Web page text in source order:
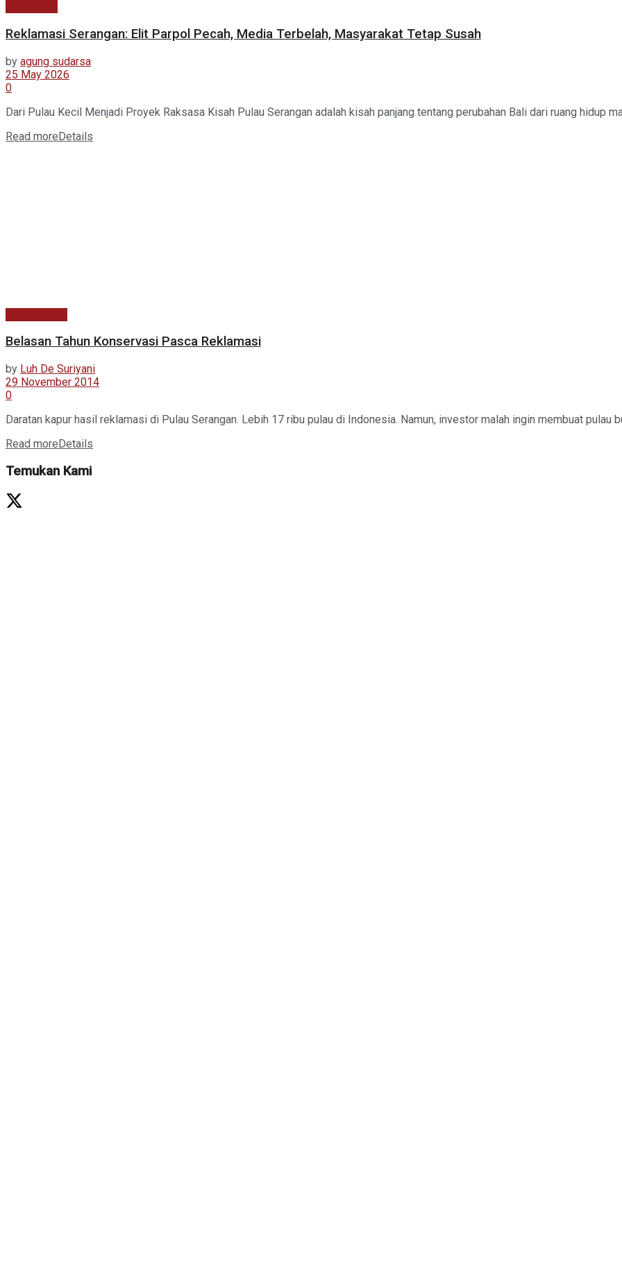
Reklamasi Serangan: Elit Parpol Pecah, Media Terbelah, Masyarakat Tetap Susah
by agung sudarsa
25 May 2026
0
Dari Pulau Kecil Menjadi Proyek Raksasa Kisah Pulau Serangan adalah kisah panjang tentang perubahan Bali dari ruang hidup
Read moreDetails
Belasan Tahun Konservasi Pasca Reklamasi
by Luh De Suriyani
29 November 2014
0
Daratan kapur hasil reklamasi di Pulau Serangan. Lebih 17 ribu pulau di Indonesia. Namun, investor malah ingin membuat pulau
Read more Details
Temukan Kami